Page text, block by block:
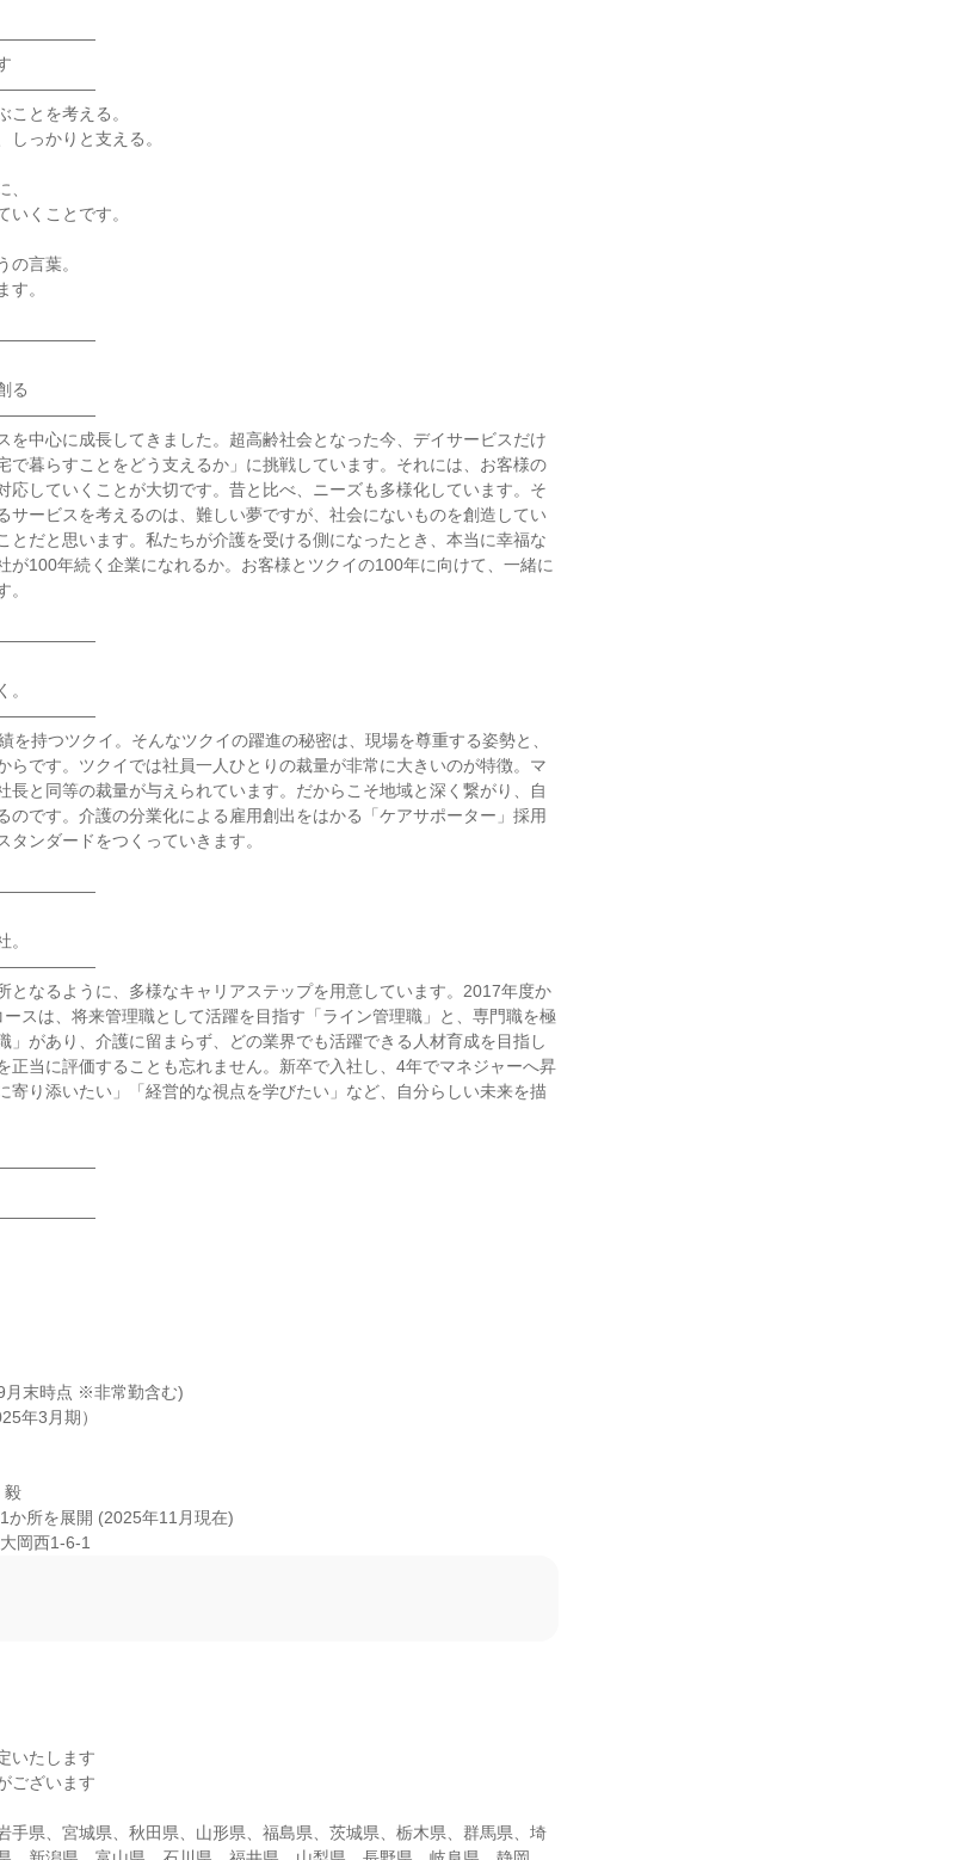
ことを考える。
っかりと支える。
、
くことです。
の言葉。
す。
る
を中心に成長してきました。超高齢社会となった今、デイサービスだけ
で暮らすことをどう支えるか」に挑戦しています。それには、お客様の
応していくことが大切です。昔と比べ、ニーズも多様化しています。そ
サービスを考えるのは、難しい夢ですが、社会にないものを創造してい
とだと思います。私たちが介護を受ける側になったとき、本当に幸福な
が100年続く企業になれるか。お客様とツクイの100年に向けて、一緒に
を持つツクイ。そんなツクイの躍進の秘密は、現場を尊重する姿勢と、
らです。ツクイでは社員一人ひとりの裁量が非常に大きいのが特徴。マ
長と同等の裁量が与えられています。だからこそ地域と深く繋がり、自
のです。介護の分業化による雇用創出をはかる「ケアサポーター」採用
ンダードをつくっていきます。
。
となるように、多様なキャリアステップを用意しています。2017年度か
スは、将来管理職として活躍を目指す「ライン管理職」と、専門職を極
」があり、介護に留まらず、どの業界でも活躍できる人材育成を目指し
正当に評価することも忘れません。新卒で入社し、4年でマネジャーへ昇
寄り添いたい」「経営的な視点を学びたい」など、自分らしい未来を描
月末時点 ※非常勤含む)
年3月期）
毅
か所を展開 (2025年11月現在)
岡西1-6-1
いたします
ございます
手県、宮城県、秋田県、山形県、福島県、茨城県、栃木県、群馬県、埼